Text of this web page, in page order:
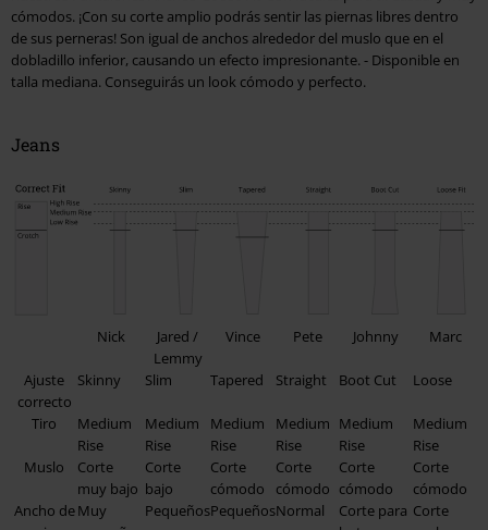
cómodos. ¡Con su corte amplio podrás sentir las piernas libres dentro
de sus perneras! Son igual de anchos alrededor del muslo que en el
dobladillo inferior, causando un efecto impresionante. - Disponible en
talla mediana. Conseguirás un look cómodo y perfecto.
Jeans
Nick
Jared /
Lemmy
Vince Pete Johnny Marc
Ajuste
correcto
Skinny Slim Tapered Straight Boot Cut Loose
Tiro
Medium
Rise
Medium
Rise
Medium
Rise
Medium
Rise
Medium
Rise
Medium
Rise
Muslo
Corte
muy bajo
Corte
bajo
Corte
cómodo
Corte
cómodo
Corte
cómodo
Corte
cómodo
Ancho deMuy
PequeñosPequeñosNormal
Corte para Corte